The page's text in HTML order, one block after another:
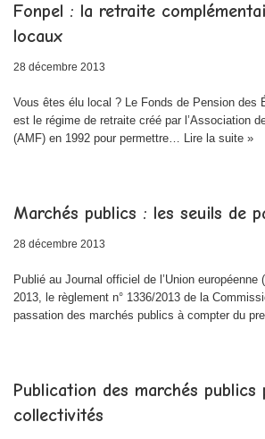
Fonpel : la retraite
locaux
28 décembre 2013
Vous êtes élu local ? Le Fonds de Pension des
est le régime de retraite créé par l’Association
(AMF) en 1992 pour permettre… Lire la suite »
Marchés publics : les seuils de
28 décembre 2013
Publié au Journal officiel de l’Union européenne
2013, le règlement n° 1336/2013 de la
passation des marchés publics à compter du
Publication des marchés publics
collectivités